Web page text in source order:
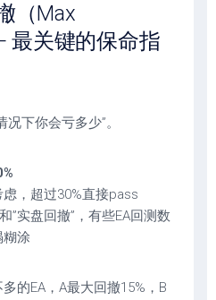
（Max
最关键的保命指
下你会亏多少”。
虑，超过30%直接pass
”实盘回撤”，有些EA回测数
涂
的EA，A最大回撤15%，B